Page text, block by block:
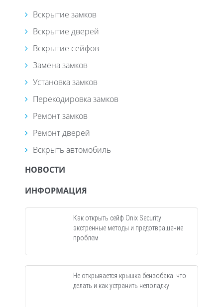
Вскрытие замков
Вскрытие дверей
Вскрытие сейфов
Замена замков
Установка замков
Перекодировка замков
Ремонт замков
Ремонт дверей
Вскрыть автомобиль
НОВОСТИ
ИНФОРМАЦИЯ
Как открыть сейф Onix Security:
экстренные методы и предотвращение
проблем
Не открывается крышка бензобака: что
делать и как устранить неполадку